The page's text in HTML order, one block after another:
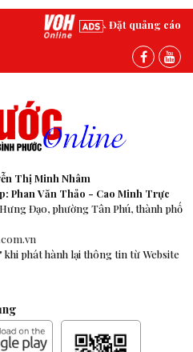
Đặt quảng cáo
Thị Minh Nhâm
Phan Văn Thảo - Cao Minh Trực
Đạo, phường Tân Phú, thành phố
phát hành lại thông tin từ Website